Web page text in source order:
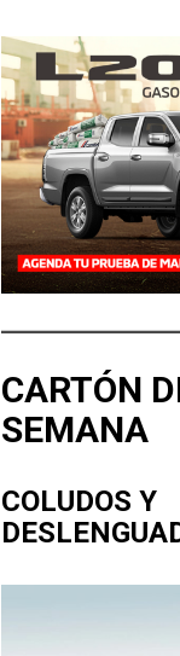
CARTÓN
SEMANA
COLUDOS Y